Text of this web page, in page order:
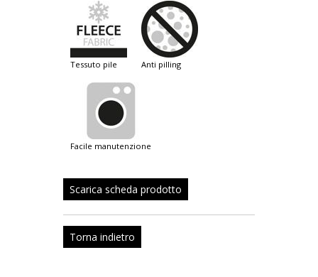
tessuto pile anti pilling
facile manutenzione
Scarica scheda prodotto
Torna indietro